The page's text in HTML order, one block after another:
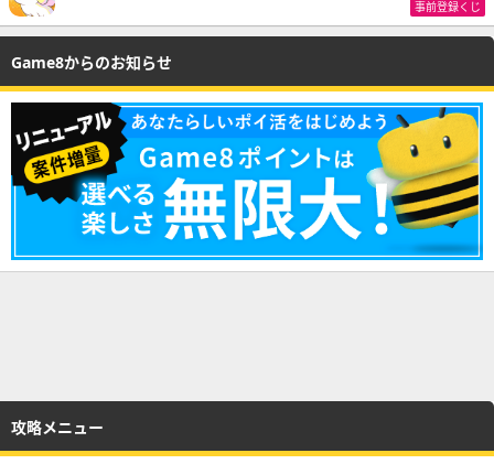
事前登録くじ
Game8からのお知らせ
攻略メニュー